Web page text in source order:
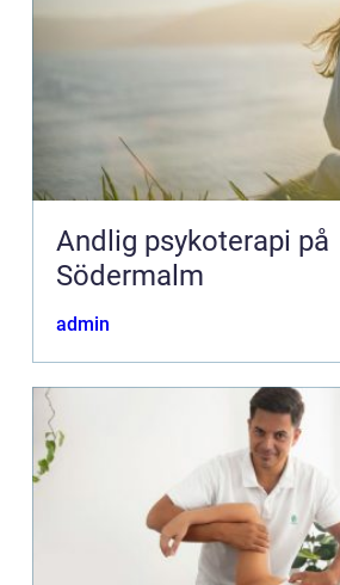
Andlig psykoterapi på
Södermalm
admin